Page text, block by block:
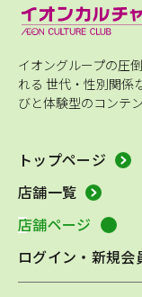
イオングループの圧
れる 世代・性別関係
びと体験型のコンテン
トップページ
店舗一覧
店舗ページ
ログイン・新規会